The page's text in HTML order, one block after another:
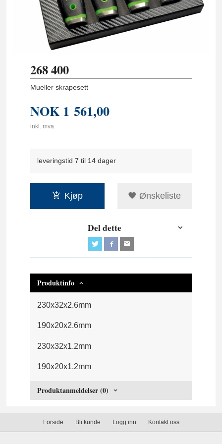
268 400
Mueller skrapesett
NOK 1 561,00
inkl. mva.
leveringstid 7 til 14 dager
Kjøp Ønskeliste
Del dette
Produktinfo
230x32x2.6mm
190x20x2.6mm
230x32x1.2mm
190x20x1.2mm
Produktanmeldelser (0)
Forside Bli kunde Logg inn Kontakt oss